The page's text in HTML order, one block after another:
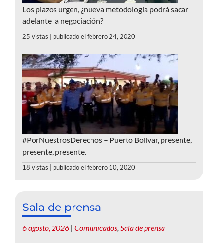
Los plazos urgen, ¿nueva metodología podrá sacar
adelante la negociación?
25 vistas publicado el febrero 24, 2020
#PorNuestrosDerechos – Puerto Bolívar, presente,
presente, presente.
18 vistas publicado el febrero 10, 2020
Sala de prensa
6 agosto, 2026 | Comunicados Sala de prensa